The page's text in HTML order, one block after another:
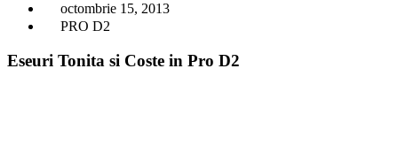
octombrie 15, 2013
PRO D2
Eseuri Tonita si Coste in Pro D2